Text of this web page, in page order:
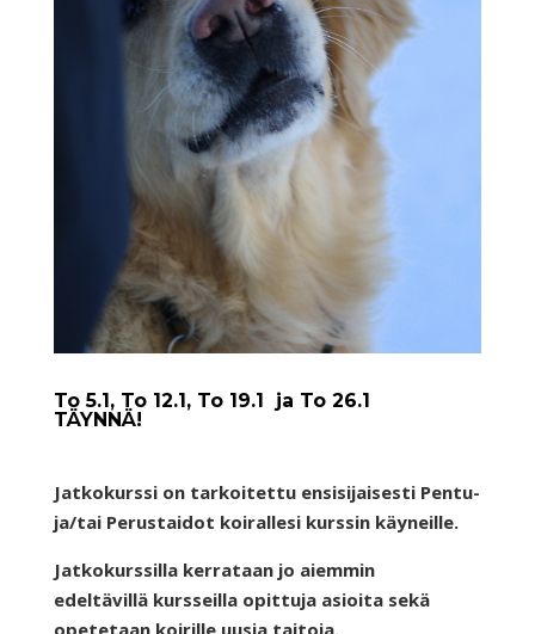
To 5.1, To 12.1, To 19.1 ja To 26.1
TÄYNNÄ!
Jatkokurssi on tarkoitettu ensisijaisesti Pentu-
ja/tai Perustaidot koirallesi kurssin käyneille.
Jatkokurssilla kerrataan jo aiemmin
edeltävillä kursseilla opittuja asioita sekä